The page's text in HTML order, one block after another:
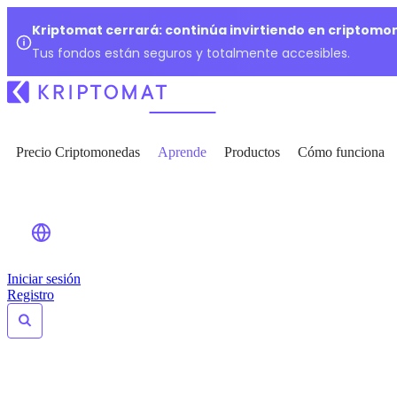
Kriptomat cerrará: continúa invirtiendo en
Tus fondos están seguros y totalmente accesibles.
Precio Criptomonedas Aprende Productos Cómo funciona
Iniciar sesión
Registro